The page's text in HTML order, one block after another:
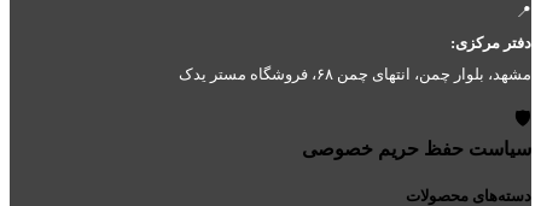
📍
دفتر مرکزی:
مشهد، بلوار چمن، انتهای چمن ۶۸، فروشگاه مستر یدک
🛡️
سیاست حفظ حریم خصوصی
دسته‌های محصولات